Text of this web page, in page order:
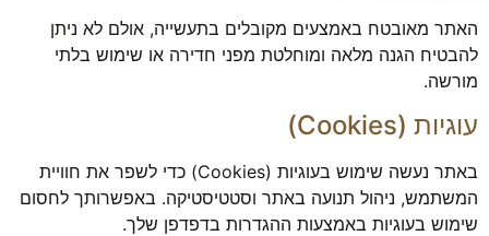
האתר מאובטח באמצעים מקובלים בתעשייה, אולם לא ניתן
להבטיח הגנה מלאה ומוחלטת מפני חדירה או שימוש בלתי
מורשה.
עוגיות (Cookies)
באתר נעשה שימוש בעוגיות (Cookies) כדי לשפר את חוויית
המשתמש, ניהול תנועה באתר וסטטיסטיקה. באפשרותך לחסום
שימוש בעוגיות באמצעות ההגדרות בדפדפן שלך.
במהלך
ביקורך. אם
לקובצי
Cookie
אלו, חלק
באתר
עשויות
להיעלם.